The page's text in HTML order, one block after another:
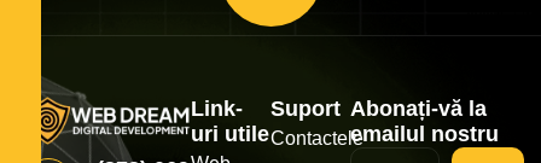
Link-
uri utile
Suport
Contactele
Abonați-vă la
emailul nostru